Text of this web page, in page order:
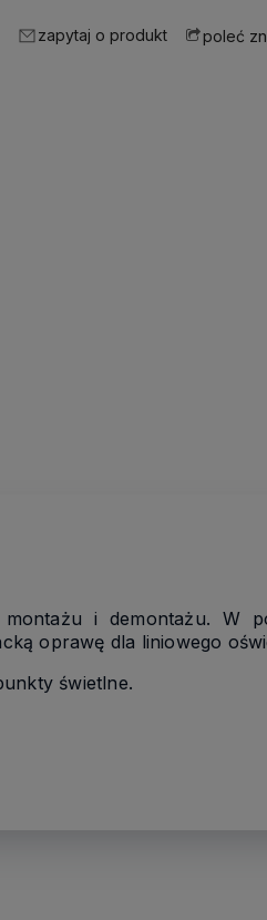
zapytaj o produkt poleć
i demontażu. W
oprawę dla liniowego
świetlne.